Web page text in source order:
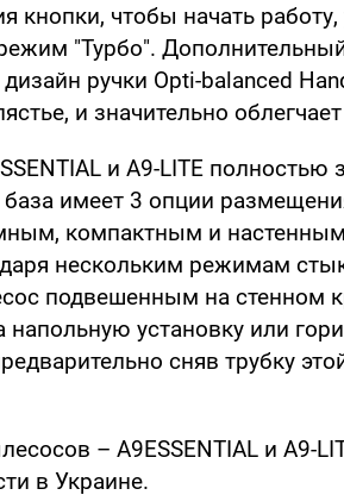
кнопки, чтобы начать
"Турбо".
ручки Opti-balanced
и значительно
и A9-LITE полностью
база имеет 3 опции
компактным и
нескольким режимам
подвешенным на стенном
напольную установку или
сняв трубку
– A9ESSENTIAL и A9-
в Украине.